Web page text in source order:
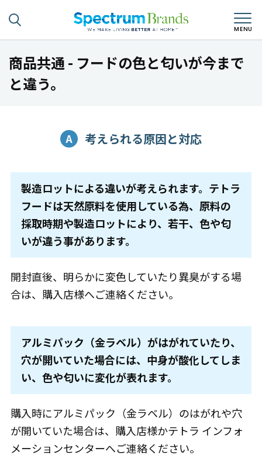
商品共通 - フードの色と匂いが今まで
と違う。
考えられる原因と対応
製造ロットによる違いが考えられます。テトラ
フードは天然原料を使用している為、原料の
採取時期や製造ロットにより、若干、色や匂
いが違う事があります。
開封直後、明らかに変色していたり異臭がする場
合は、購入店様へご連絡ください。
アルミパック（金ラベル）がはがれていたり、
穴が開いていた場合には、中身が酸化してしま
い、色や匂いに変化が表れます。
購入時にアルミパック（金ラベル）のはがれや穴
が開いていた場合は、購入店様かテトラ インフォ
メーションセンターへご連絡ください。